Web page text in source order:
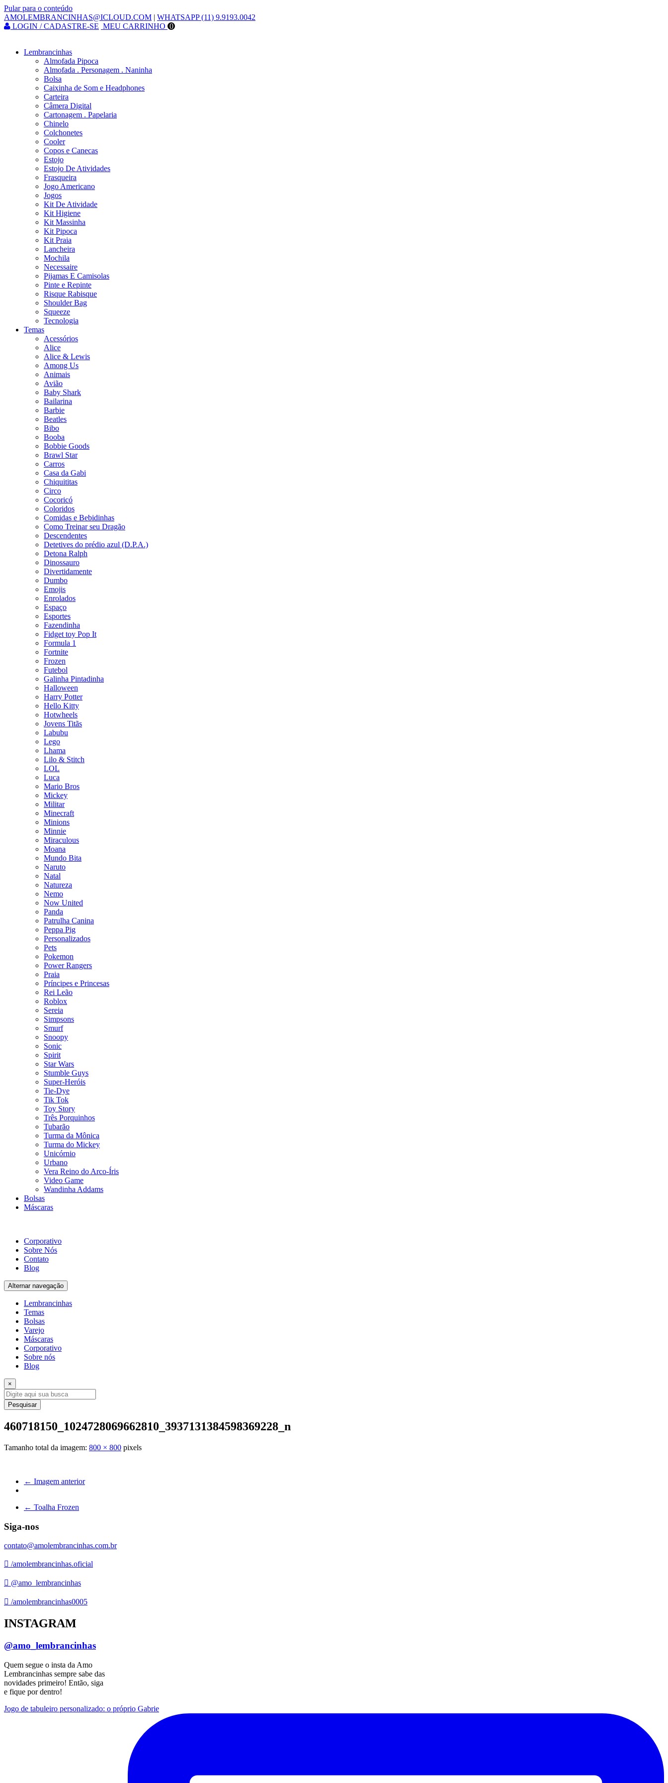
Pular para o conteúdo
AMOLEMBRANCINHAS@ICLOUD.COM | WHATSAPP (11) 9.9193.0042
LOGIN / CADASTRE-SE MEU CARRINHO 0
Lembrancinhas
Almofada Pipoca
Almofada . Personagem . Naninha
Bolsa
Caixinha de Som e Headphones
Carteira
Câmera Digital
Cartonagem . Papelaria
Chinelo
Colchonetes
Cooler
Copos e Canecas
Estojo
Estojo De Atividades
Frasqueira
Jogo Americano
Jogos
Kit De Atividade
Kit Higiene
Kit Massinha
Kit Pipoca
Kit Praia
Lancheira
Mochila
Necessaire
Pijamas E Camisolas
Pinte e Repinte
Risque Rabisque
Shoulder Bag
Squeeze
Tecnologia
Temas
Acessórios
Alice
Alice & Lewis
Among Us
Animais
Avião
Baby Shark
Bailarina
Barbie
Beatles
Bibo
Booba
Bobbie Goods
Brawl Star
Carros
Casa da Gabi
Chiquititas
Circo
Cocoricó
Coloridos
Comidas e Bebidinhas
Como Treinar seu Dragão
Descendentes
Detetives do prédio azul (D.P.A.)
Detona Ralph
Dinossauro
Divertidamente
Dumbo
Emojis
Enrolados
Espaço
Esportes
Fazendinha
Fidget toy Pop It
Formula 1
Fortnite
Frozen
Futebol
Galinha Pintadinha
Halloween
Harry Potter
Hello Kitty
Hotwheels
Jovens Titãs
Labubu
Lego
Lhama
Lilo & Stitch
LOL
Luca
Mario Bros
Mickey
Militar
Minecraft
Minions
Minnie
Miraculous
Moana
Mundo Bita
Naruto
Natal
Natureza
Nemo
Now United
Panda
Patrulha Canina
Peppa Pig
Personalizados
Pets
Pokemon
Power Rangers
Praia
Príncipes e Princesas
Rei Leão
Roblox
Sereia
Simpsons
Smurf
Snoopy
Sonic
Spirit
Star Wars
Stumble Guys
Super-Heróis
Tie-Dye
Tik Tok
Toy Story
Três Porquinhos
Tubarão
Turma da Mônica
Turma do Mickey
Unicórnio
Urbano
Vera Reino do Arco-Íris
Video Game
Wandinha Addams
Bolsas
Máscaras
Corporativo
Sobre Nós
Contato
Blog
Alternar navegação
Lembrancinhas
Temas
Bolsas
Varejo
Máscaras
Corporativo
Sobre nós
Blog
×
Pesquisar
460718150_1024728069662810_3937131384598369228_n
Tamanho total da imagem: 800 × 800 pixels
← Imagem anterior
← Toalha Frozen
Siga-nos
contato@amolembrancinhas.com.br
/amolembrancinhas.oficial
@amo_lembrancinhas
/amolembrancinhas0005
INSTAGRAM
@amo_lembrancinhas
Quem segue o insta da Amo
Lembrancinhas sempre sabe das
novidades primeiro! Então, siga
e fique por dentro!
Jogo de tabuleiro personalizado: o próprio Gabrie